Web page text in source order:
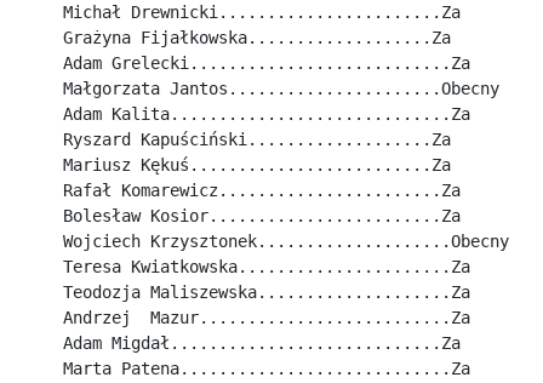
Michał Drewnicki.......................Za
Grażyna Fijałkowska...................Za
Adam Grelecki...........................Za
Małgorzata Jantos......................Obecny
Adam Kalita.............................Za
Ryszard Kapuściński...................Za
Mariusz Kękuś.........................Za
Rafał Komarewicz.......................Za
Bolesław Kosior........................Za
Wojciech Krzysztonek....................Obecny
Teresa Kwiatkowska......................Za
Teodozja Maliszewska....................Za
Andrzej  Mazur..........................Za
Adam Migdał............................Za
Marta Patena............................Za